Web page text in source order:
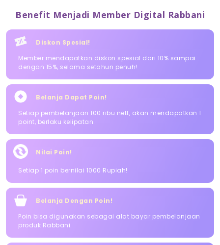
Benefit Menjadi Member Digital Rabbani
Diskon Spesial!
Member mendapatkan diskon spesial dari 10% sampai
dengan 15%, selama setahun penuh!
Belanja Dapat Poin!
Setiap pembelanjaan 100 ribu nett, akan mendapatkan 1
point, berlaku kelipatan.
Nilai Poin!
Setiap 1 poin bernilai 1000 Rupiah!
Belanja Dengan Poin!
Poin bisa digunakan sebagai alat bayar pembelanjaan
produk Rabbani.